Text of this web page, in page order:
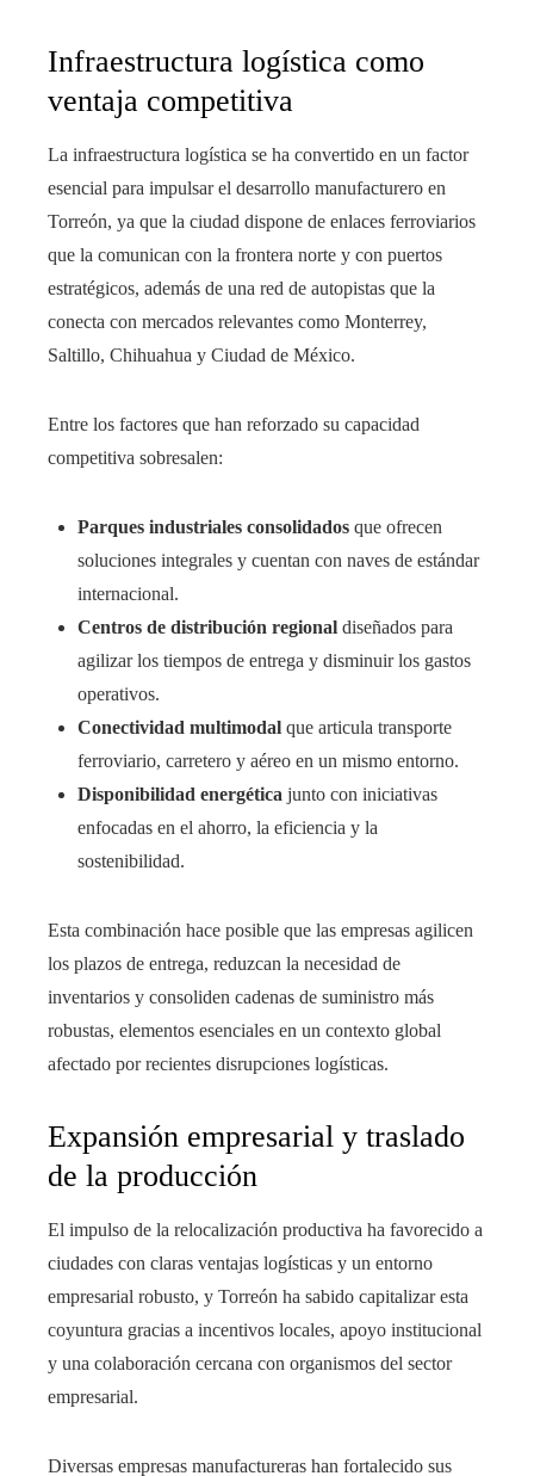
Infraestructura logística como
ventaja competitiva
La infraestructura logística se ha convertido en un factor
esencial para impulsar el desarrollo manufacturero en
Torreón, ya que la ciudad dispone de enlaces ferroviarios
que la comunican con la frontera norte y con puertos
estratégicos, además de una red de autopistas que la
conecta con mercados relevantes como Monterrey,
Saltillo, Chihuahua y Ciudad de México.
Entre los factores que han reforzado su capacidad
competitiva sobresalen:
Parques industriales consolidados que ofrecen
soluciones integrales y cuentan con naves de estándar
internacional.
Centros de distribución regional diseñados para
agilizar los tiempos de entrega y disminuir los gastos
operativos.
Conectividad multimodal que articula transporte
ferroviario, carretero y aéreo en un mismo entorno.
Disponibilidad energética junto con iniciativas
enfocadas en el ahorro, la eficiencia y la
sostenibilidad.
Esta combinación hace posible que las empresas agilicen
los plazos de entrega, reduzcan la necesidad de
inventarios y consoliden cadenas de suministro más
robustas, elementos esenciales en un contexto global
afectado por recientes disrupciones logísticas.
Expansión empresarial y traslado
de la producción
El impulso de la relocalización productiva ha favorecido a
ciudades con claras ventajas logísticas y un entorno
empresarial robusto, y Torreón ha sabido capitalizar esta
coyuntura gracias a incentivos locales, apoyo institucional
y una colaboración cercana con organismos del sector
empresarial.
Diversas empresas manufactureras han fortalecido sus